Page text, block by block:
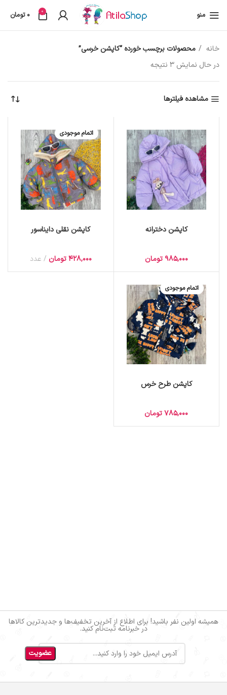
منو 0
0 تومان
خانه
محصولات برچسب خورده “کاپشن خرسی”
در حال نمایش 3 نتیجه
مشاهده فیلترها
کاپشن دخترانه
985,000 تومان
اتمام موجودی
کاپشن نقلی دایناسور
428,000 تومان عدد
اتمام موجودی
کاپشن طرح خرس
785,000 تومان
همیشه اولین نفر باشید! برای اطلاع از آخرین تخفیف‌ها و جدیدترین کالاها
در خبرنامه ثبت‌نام کنید.